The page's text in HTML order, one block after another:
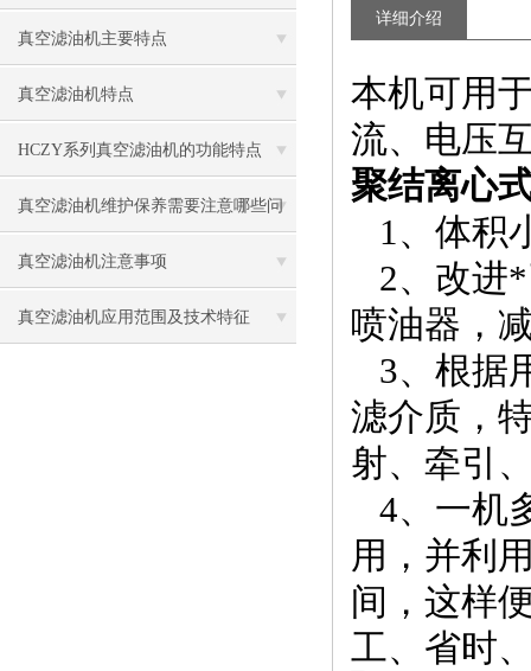
真空滤油机主要特点
真空滤油机特点
HCZY系列真空滤油机的功能特点
真空滤油机维护保养需要注意哪些问
题
真空滤油机注意事项
真空滤油机应用范围及技术特征
详细介绍
本机可用
流、电压
聚结离心
1、体积
2、改进*
喷油器，
3、根据
滤介质，
射、牵引
4、一机
用，并利
间，这样
工、省时